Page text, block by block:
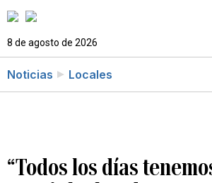
8 de agosto de 2026
Noticias Locales
“Todos los días